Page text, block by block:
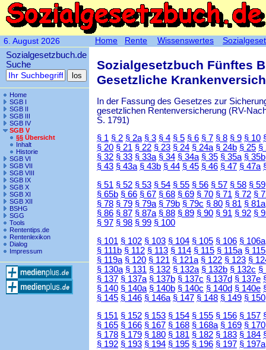
6. August 2026
Sozialgesetzbuch.de
Suche
Home
SGB I
SGB II
SGB III
SGB IV
SGB V
§§ Übersicht
Inhalt
Historie
SGB VI
SGB VII
SGB VIII
SGB IX
SGB X
SGB XI
SGB XII
BSHG
SGG
Tools
Rententips.de
Rentenlexikon
Dialog
Impressum
Sozialgesetzbuch Fünftes
Gesetzliche
In der Fassung des Gesetzes zur
gesetzlichen Rentenversicherung (RV-
S. 1791)
§ 1 § 2 § 2a § 3 § 4 § 5 § 6 § 7 § 8 § 9 § 10
§ 20 § 21 § 22 § 23 § 24 § 24a § 24b § 25 §
§ 32 § 33 § 33a § 34 § 34a § 35 § 35a § 35b
§ 43 § 43a § 43b § 44 § 45 § 46 § 47 § 47a
§ 51 § 52 § 53 § 54 § 55 § 56 § 57 § 58 § 59
§ 65b § 66 § 67 § 68 § 69 § 70 § 71 § 72 §
§ 78 § 79 § 79a § 79b § 79c § 80 § 81 § 81a
§ 86 § 87 § 87a § 88 § 89 § 90 § 91 § 92 §
§ 97 § 98 § 99 § 100
§ 101 § 102 § 103 § 104 § 105 § 106 § 106a
§ 111b § 112 § 113 § 114 § 115 § 115a §
§ 119a § 120 § 121 § 121a § 122 § 123 §
§ 130a § 131 § 132 § 132a § 132b § 132c §
§ 137 § 137a § 137b § 137c § 137d § 137e
§ 140 § 140a § 140b § 140c § 140d § 140e
§ 145 § 146 § 146a § 147 § 148 § 149 § 150
§ 151 § 152 § 153 § 154 § 155 § 156 § 157
§ 165 § 166 § 167 § 168 § 168a § 169 § 170
§ 178 § 179 § 180 § 181 § 182 § 183 § 184
§ 192 § 193 § 194 § 195 § 196 § 197 § 197a
Home Rente Wissenswertes